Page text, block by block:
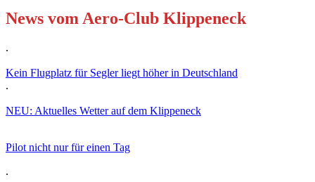
News vom Aero-Club Klippeneck
.
Kein Flugplatz für Segler liegt höher in Deutschland
.
NEU: Aktuelles Wetter auf dem Klippeneck
Pilot nicht nur für einen Tag
.